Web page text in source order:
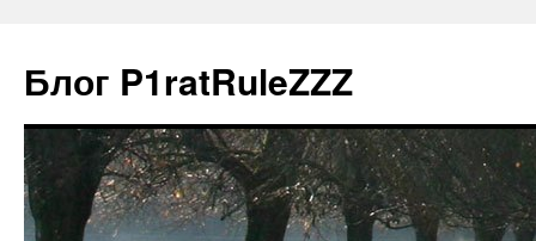
Блог P1ratRuleZZZ